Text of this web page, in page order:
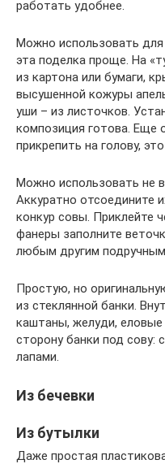
работать удобнее.
Можно использовать
эта поделка проще. На
из картона или бумаги,
высушенной кожуры
уши – из листочков.
композиция готова. Еще
прикрепить на голову,
Можно использовать не
Аккуратно отсоедините
конкур совы. Приклейте
фанеры заполните
любым другим
Простую, но
из стеклянной банки.
каштаны, желуди,
сторону банки под сову:
лапами.
Из бечевки
Из бутылки
Даже простая